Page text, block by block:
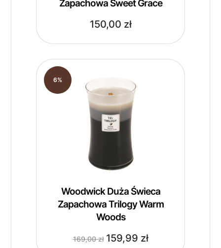
Zapachowa Sweet Grace
150,00 zł
Woodwick Duża Świeca
Zapachowa Trilogy Warm
Woods
169,00zł 159,99 zł
6%